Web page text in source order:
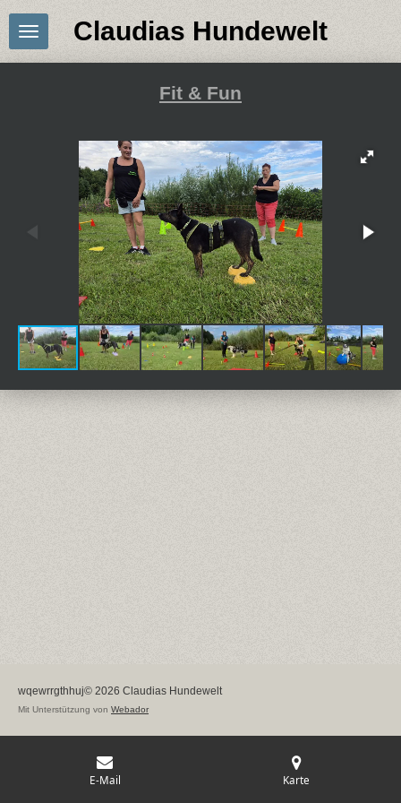
Zum
Hauptinhalt
Claudias Hundewelt
Fit & Fun
wqewrrgthhuj© 2026 Claudias Hundewelt
Mit Unterstützung von Webador
E-Mail Karte